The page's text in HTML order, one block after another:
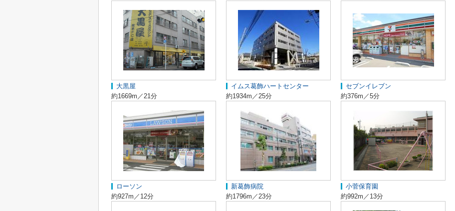
大黒屋
約1669m／21分
イムス葛飾ハートセンター
約1934m／25分
セブンイレブン
約376m／5分
ローソン
約927m／12分
新葛飾病院
約1796m／23分
小菅保育園
約992m／13分